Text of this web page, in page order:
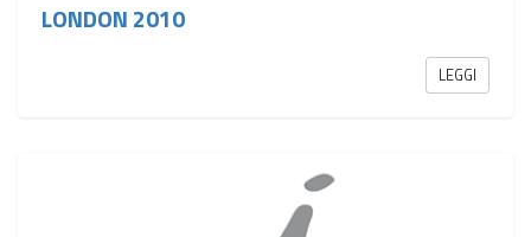
LONDON 2010
LEGGI